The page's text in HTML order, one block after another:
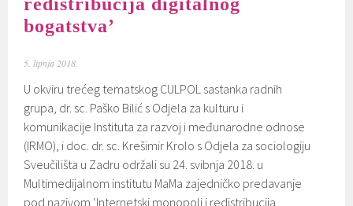
bogatstva’
5. lipnja 2018.
U okviru trećeg tematskog CULPOL sastanka radnih
grupa, dr. sc. Paško Bilić s Odjela za kulturu i
komunikacije Instituta za razvoj i međunarodne odnose
(IRMO), i doc. dr. sc. Krešimir Krolo s Odjela za sociologiju
Sveučilišta u Zadru održali su 24. svibnja 2018. u
Multimedijalnom institutu MaMa zajedničko predavanje
pod nazivom ‘Internetski monopoli i redistribucija